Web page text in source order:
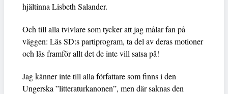
hjältinna Lisbeth Salander.
Och till alla tvivlare som tycker att jag målar fan på
väggen: Läs SD:s partiprogram, ta del av deras motioner
och läs framför allt det de inte vill satsa på!
Jag känner inte till alla författare som finns i den
Ungerska ”litteraturkanonen”, men där saknas den